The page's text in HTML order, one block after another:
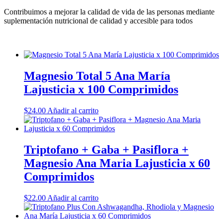
Contribuimos a mejorar la calidad de vida de las personas mediante
suplementación nutricional de calidad y accesible para todos
Magnesio Total 5 Ana María
Lajusticia x 100 Comprimidos
$24.00 Añadir al carrito
Triptofano + Gaba + Pasiflora +
Magnesio Ana Maria Lajusticia x 60
Comprimidos
$22.00 Añadir al carrito